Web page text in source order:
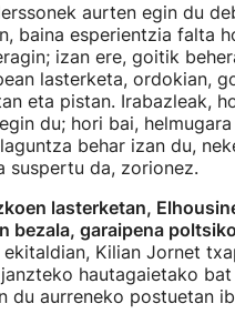
aurten egin du
baina esperientzia falta
izan ere, goitik
lasterketa, ordokian,
eta pistan. Irabazleak,
du; hori bai,
behar izan du,
suspertu da, zorionez.
lasterketan,
bezala, garaipena
Kilian Jornet
hautagaietako bat
du aurreneko postuetan